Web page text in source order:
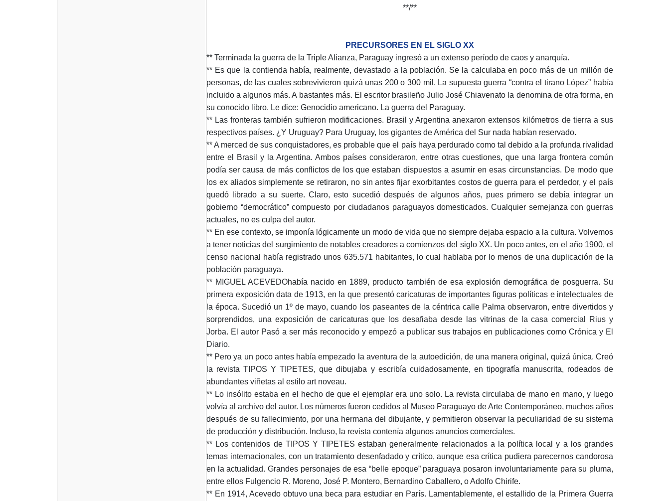
**/**
PRECURSORES EN EL SIGLO XX
** Terminada la guerra de la Triple Alianza, Paraguay ingresó a un extenso período de caos y anarquía.
** Es que la contienda había, realmente, devastado a la población. Se la calculaba en poco más de un millón de
personas, de las cuales sobrevivieron quizá unas 200 o 300 mil. La supuesta guerra “contra el tirano López” había
incluido a algunos más. A bastantes más. El escritor brasileño Julio José Chiavenato la denomina de otra forma, en
su conocido libro. Le dice: Genocidio americano. La guerra del Paraguay.
** Las fronteras también sufrieron modificaciones. Brasil y Argentina anexaron extensos kilómetros de tierra a sus
respectivos países. ¿Y Uruguay? Para Uruguay, los gigantes de América del Sur nada habían reservado.
** A merced de sus conquistadores, es probable que el país haya perdurado como tal debido a la profunda rivalidad
entre el Brasil y la Argentina. Ambos países consideraron, entre otras cuestiones, que una larga frontera común
podía ser causa de más conflictos de los que estaban dispuestos a asumir en esas circunstancias. De modo que
los ex aliados simplemente se retiraron, no sin antes fijar exorbitantes costos de guerra para el perdedor, y el país
quedó librado a su suerte. Claro, esto sucedió después de algunos años, pues primero se debía integrar un
gobierno “democrático” compuesto por ciudadanos paraguayos domesticados. Cualquier semejanza con guerras
actuales, no es culpa del autor.
** En ese contexto, se imponía lógicamente un modo de vida que no siempre dejaba espacio a la cultura. Volvemos
a tener noticias del surgimiento de notables creadores a comienzos del siglo XX. Un poco antes, en el año 1900, el
censo nacional había registrado unos 635.571 habitantes, lo cual hablaba por lo menos de una duplicación de la
población paraguaya.
** MIGUEL ACEVEDOhabía nacido en 1889, producto también de esa explosión demográfica de posguerra. Su
primera exposición data de 1913, en la que presentó caricaturas de importantes figuras políticas e intelectuales de
la época. Sucedió un 1º de mayo, cuando los paseantes de la céntrica calle Palma observaron, entre divertidos y
sorprendidos, una exposición de caricaturas que los desafiaba desde las vitrinas de la casa comercial Rius y
Jorba. El autor Pasó a ser más reconocido y empezó a publicar sus trabajos en publicaciones como Crónica y El
Diario.
** Pero ya un poco antes había empezado la aventura de la autoedición, de una manera original, quizá única. Creó
la revista TIPOS Y TIPETES, que dibujaba y escribía cuidadosamente, en tipografía manuscrita, rodeados de
abundantes viñetas al estilo art noveau.
** Lo insólito estaba en el hecho de que el ejemplar era uno solo. La revista circulaba de mano en mano, y luego
volvía al archivo del autor. Los números fueron cedidos al Museo Paraguayo de Arte Contemporáneo, muchos años
después de su fallecimiento, por una hermana del dibujante, y permitieron observar la peculiaridad de su sistema
de producción y distribución. Incluso, la revista contenía algunos anuncios comerciales.
** Los contenidos de TIPOS Y TIPETES estaban generalmente relacionados a la política local y a los grandes
temas internacionales, con un tratamiento desenfadado y crítico, aunque esa crítica pudiera parecernos candorosa
en la actualidad. Grandes personajes de esa “belle epoque” paraguaya posaron involuntariamente para su pluma,
entre ellos Fulgencio R. Moreno, José P. Montero, Bernardino Caballero, o Adolfo Chirife.
** En 1914, Acevedo obtuvo una beca para estudiar en París. Lamentablemente, el estallido de la Primera Guerra